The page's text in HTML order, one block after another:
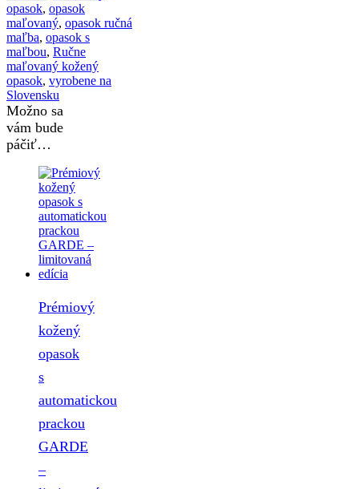
opasok, opasok
maľovaný, opasok ručná
maľba, opasok s
maľbou, Ručne
maľovaný kožený
opasok, vyrobene na
Slovensku
Možno sa
vám bude
páčiť…
Prémiový
kožený
opasok
s
automatickou
prackou
GARDE
–